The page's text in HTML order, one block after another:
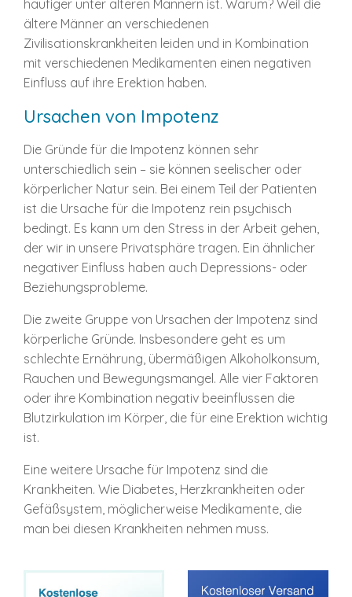
häufiger unter älteren Männern ist. Warum? Weil die
ältere Männer an verschiedenen
Zivilisationskrankheiten leiden und in Kombination
mit verschiedenen Medikamenten einen negativen
Einfluss auf ihre Erektion haben.
Ursachen von Impotenz
Die Gründe für die Impotenz können sehr
unterschiedlich sein – sie können seelischer oder
körperlicher Natur sein. Bei einem Teil der Patienten
ist die Ursache für die Impotenz rein psychisch
bedingt. Es kann um den Stress in der Arbeit gehen,
der wir in unsere Privatsphäre tragen. Ein ähnlicher
negativer Einfluss haben auch Depressions- oder
Beziehungsprobleme.
Die zweite Gruppe von Ursachen der Impotenz sind
körperliche Gründe. Insbesondere geht es um
schlechte Ernährung, übermäßigen Alkoholkonsum,
Rauchen und Bewegungsmangel. Alle vier Faktoren
oder ihre Kombination negativ beeinflussen die
Blutzirkulation im Körper, die für eine Erektion wichtig
ist.
Eine weitere Ursache für Impotenz sind die
Krankheiten. Wie Diabetes, Herzkrankheiten oder
Gefäßsystem, möglicherweise Medikamente, die
man bei diesen Krankheiten nehmen muss.